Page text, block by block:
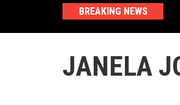
o
BREAKING NEWS
JANELA